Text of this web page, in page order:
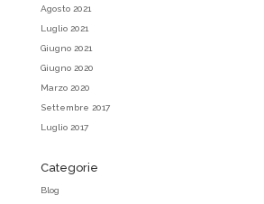
Agosto 2021
Luglio 2021
Giugno 2021
Giugno 2020
Marzo 2020
Settembre 2017
Luglio 2017
Categorie
Blog